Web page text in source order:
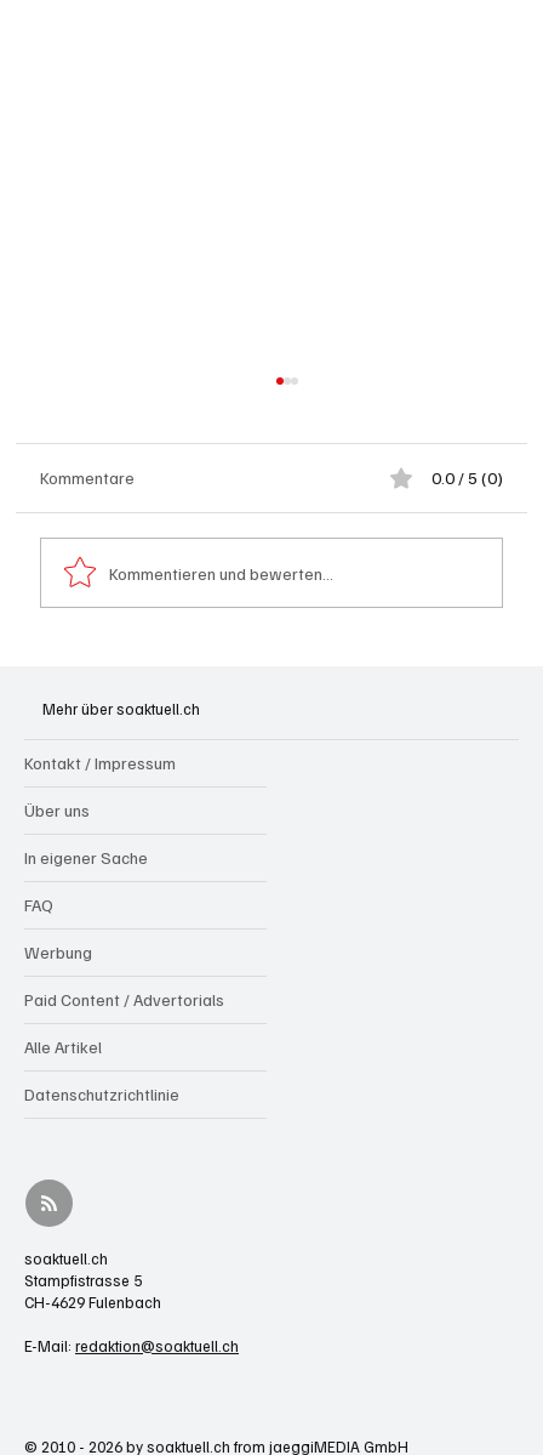
Kommentare 0.0 / 5 (0)
Kommentieren und bewerten...
Mehr über soaktuell.ch
Kontakt / Impressum
Über uns
In eigener Sache
FAQ
Werbung
Paid Content / Advertorials
Alle Artikel
Datenschutzrichtlinie
soaktuell.ch
Stampfistrasse 5
CH-4629 Fulenbach
E-Mail: redaktion@soaktuell.ch
© 2010 - 2026 by soaktuell.ch from jaeggiMEDIA GmbH